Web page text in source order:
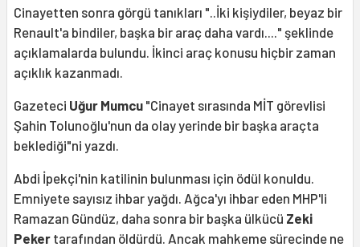
Cinayetten sonra görgü tanıkları "..İki kişiydiler, beyaz bir
Renault'a bindiler, başka bir araç daha vardı...." şeklinde
açıklamalarda bulundu. İkinci araç konusu hiçbir zaman
açıklık kazanmadı.
Gazeteci Uğur Mumcu "Cinayet sırasında MİT görevlisi
Şahin Tolunoğlu'nun da olay yerinde bir başka araçta
beklediği"ni yazdı.
Abdi İpekçi'nin katilinin bulunması için ödül konuldu.
Emniyete sayısız ihbar yağdı. Ağca'yı ihbar eden MHP'li
Ramazan Gündüz, daha sonra bir başka ülkücü Zeki
Peker tarafından öldürdü. Ancak mahkeme sürecinde ne